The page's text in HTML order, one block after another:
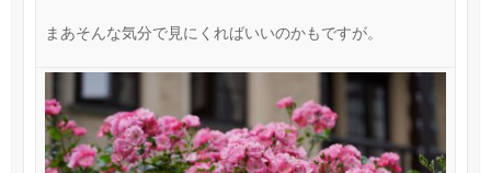
まあそんな気分で見にくればいいのかもですが。